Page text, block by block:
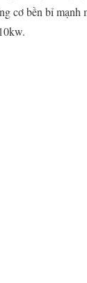
cơ bền bỉ mạnh